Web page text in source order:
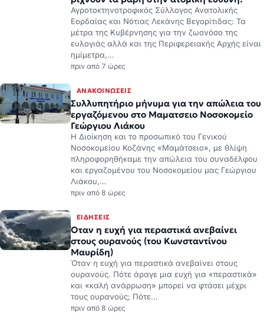
Εορδαίας και Νότιας Λεκάνης Βεγορίτιδας: Τα
μέτρα της Κυβέρνησης για την ζωονόσο της
ευλογιάς αλλά και της Περιφερειακής Αρχής είναι
ημίμετρα,…
πριν από 7 ώρες
Συλλυπητήριο μήνυμα για την απώλεια του
εργαζόμενου στο Μαματσειο Νοσοκομείο
Γεώργιου Λιάκου
Η Διοίκηση και το προσωπικό του Γενικού
Νοσοκομείου Κοζάνης «Μαμάτσειο», με θλίψη
πληροφορηθήκαμε την απώλεια του συναδέλφου
και εργαζομένου του Νοσοκομείου μας Γεώργιου
Λιάκου,…
πριν από 8 ώρες
Όταν η ευχή για περαστικά ανεβαίνει
στους ουρανούς (του Κωνσταντίνου
Μαυρίδη)
Όταν η ευχή για περαστικά ανεβαίνει στους
ουρανούς. Πότε άραγε μια ευχή για «περαστικά»
και «καλή ανάρρωση» μπορεί να φτάσει μέχρι
τους ουρανούς; Πότε…
πριν από 8 ώρες